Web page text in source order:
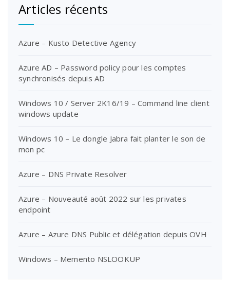
Articles récents
Azure – Kusto Detective Agency
Azure AD – Password policy pour les comptes
synchronisés depuis AD
Windows 10 / Server 2K16/19 – Command line client
windows update
Windows 10 – Le dongle Jabra fait planter le son de
mon pc
Azure – DNS Private Resolver
Azure – Nouveauté août 2022 sur les privates
endpoint
Azure – Azure DNS Public et délégation depuis OVH
Windows – Memento NSLOOKUP